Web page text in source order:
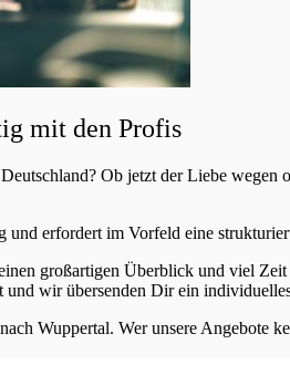
mit den Profis
Ob jetzt der Liebe wegen
und erfordert im Vorfeld eine
großartigen Überblick und viel
und wir übersenden Dir ein
Wuppertal. Wer unsere Angebote